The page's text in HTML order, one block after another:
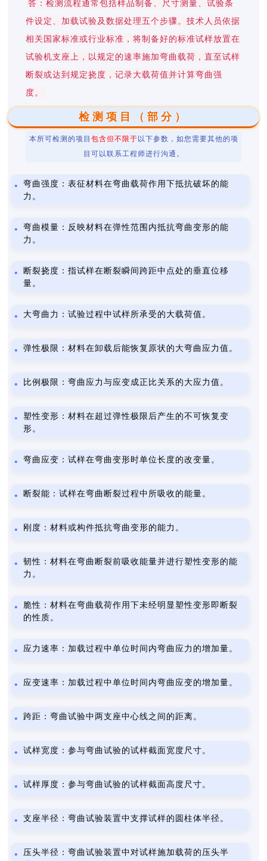
答：检测流程通常包括样品制备、尺寸测量、试验条
件设定、加载试验及数据处理五个步骤。技术人员依据
相关国家标准或行业标准，将制备好的标准试样放置在
试验机支座上，以规定的速率施加弯曲载荷，直至试样
断裂或达到规定挠度，记录大载荷值并计算弯曲强
度。
检测项目（部分）
本所可检测的项目 包含但不限于 以下参数，如您需要其他的项
目可以联系工程师进行沟通。
弯曲强度：表征材料在弯曲载荷作用下抵抗破坏的能
力。
弯曲模量：反映材料在弹性范围内抵抗弯曲变形的能
力。
断裂挠度：指试样在断裂瞬间跨距中点处的垂直位移
量。
大弯曲力：试验过程中试样所承受的大载荷值。
弹性极限：材料在卸载后能恢复原状的大弯曲应力值。
比例极限：弯曲应力与应变成正比关系的大应力值。
塑性变形：材料在超过弹性极限后产生的不可恢复变
形。
弯曲应变：试样在弯曲变形时单位长度的改变量。
断裂能：试样在弯曲断裂过程中所吸收的能量。
刚度：材料或构件抵抗弯曲变形的能力。
韧性：材料在弯曲断裂前吸收能量并进行塑性变形的能
力。
脆性：材料在弯曲载荷作用下未经明显塑性变形即断裂
的性质。
应力速率：加载过程中单位时间内弯曲应力的增加量。
应变速率：加载过程中单位时间内弯曲应变的增加量。
跨距：弯曲试验中两支座中心线之间的距离。
试样宽度：参与弯曲试验的试样截面宽度尺寸。
试样厚度：参与弯曲试验的试样截面高度尺寸。
支座半径：弯曲试验装置中支撑试样的圆柱体半径。
压头半径：弯曲试验装置中对试样施加载荷的压头半